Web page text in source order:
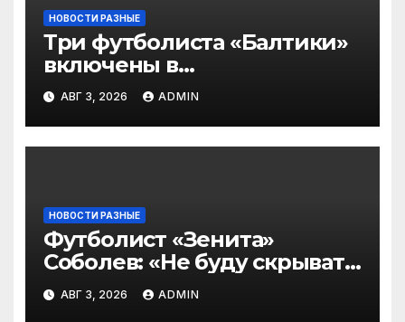
НОВОСТИ РАЗНЫЕ
Три футболиста «Балтики»
включены в
символическую сборную
2‑го тура РПЛ по версии
подписчиков МАТЧ
ПРЕМЬЕР
АВГ 3, 2026 ADMIN
НОВОСТИ РАЗНЫЕ
Футболист «Зенита»
Соболев: «Не буду скрывать
— в Оренбурге всегда
тяжело играть»
АВГ 3, 2026 ADMIN